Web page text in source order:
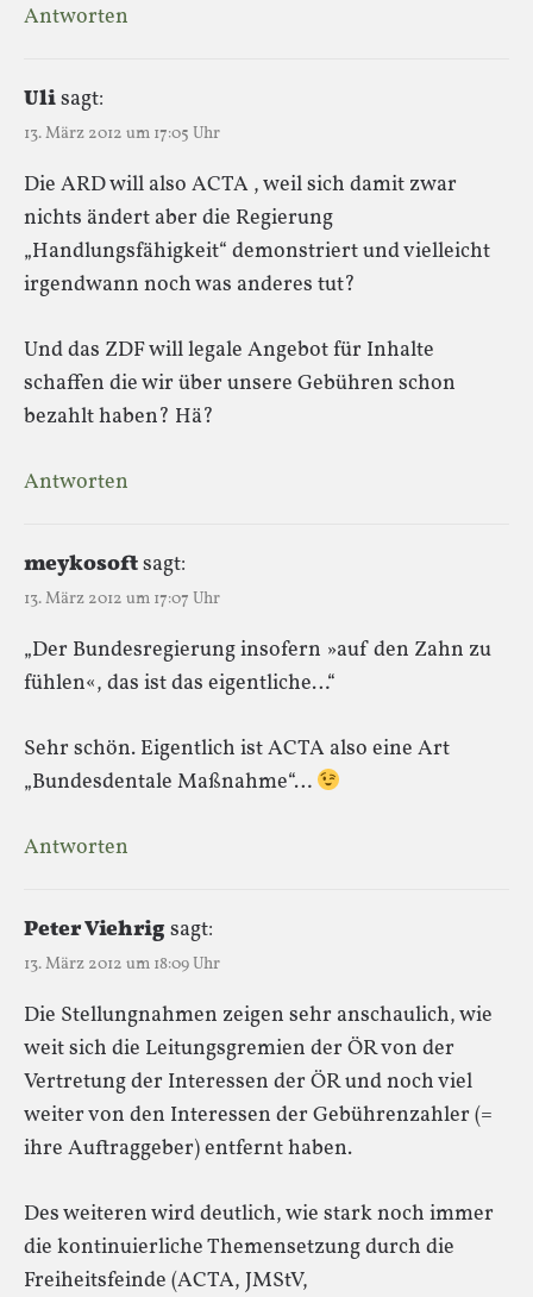
Antworten
Ulisagt:
13. März 2012 um 17:05 Uhr
Die ARD will also ACTA , weil sich damit zwar
nichts ändert aber die Regierung
„Handlungsfähigkeit“ demonstriert und vielleicht
irgendwann noch was anderes tut?
Und das ZDF will legale Angebot für Inhalte
schaffen die wir über unsere Gebühren schon
bezahlt haben? Hä?
Antworten
meykosoftsagt:
13. März 2012 um 17:07 Uhr
„Der Bundesregierung insofern »auf den Zahn zu
fühlen«, das ist das eigentliche…“
Sehr schön. Eigentlich ist ACTA also eine Art
„Bundesdentale Maßnahme“…
Antworten
Peter Viehrigsagt:
13. März 2012 um 18:09 Uhr
Die Stellungnahmen zeigen sehr anschaulich, wie
weit sich die Leitungsgremien der ÖR von der
Vertretung der Interessen der ÖR und noch viel
weiter von den Interessen der Gebührenzahler (=
ihre Auftraggeber) entfernt haben.
Des weiteren wird deutlich, wie stark noch immer
die kontinuierliche Themensetzung durch die
Freiheitsfeinde (ACTA, JMStV,